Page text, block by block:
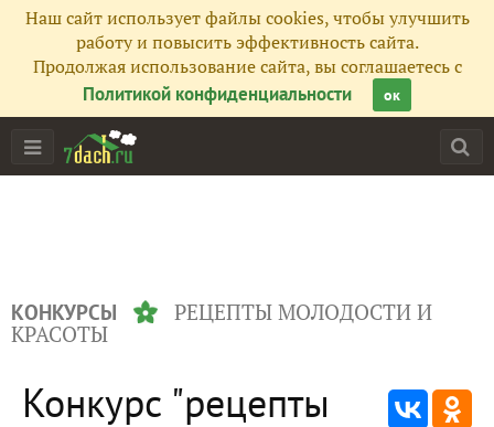
Наш сайт использует файлы cookies, чтобы улучшить
работу и повысить эффективность сайта.
Продолжая использование сайта, вы соглашаетесь с
Политикой конфиденциальности
ок
КОНКУРСЫ
РЕЦЕПТЫ МОЛОДОСТИ И
КРАСОТЫ
Конкурс "рецепты